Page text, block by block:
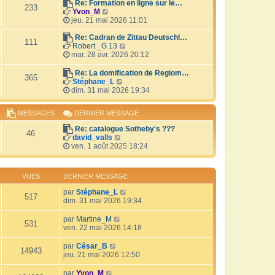
i
r
m
e
s
s
a
g
e
r
e
d
e
r
n
i
e
m
e
s
s
a
g
e
233
Re: Formation en ligne sur le…
Yvon_M
o
i
r
l
e
d
e
r
n
i
e
r
m
e
s
s
a
g
e
jeu. 21 mai 2026 11:01
111
Re: Cadran de Zittau Deutschl…
Robert _G 13
o
i
r
e
d
e
r
n
i
r
m
e
s
s
g
e
mar. 28 avr. 2026 20:12
365
Re: La domification de Regiom…
Stéphane_L
o
i
r
l
e
d
e
r
n
i
e
r
m
e
s
a
g
dim. 31 mai 2026 19:34
MESSAGES DERNIER MESSAGE
46
Re: catalogue Sotheby's ???
david_valls
o
i
e
d
e
r
e
r
e
s
ven. 1 août 2025 18:24
VUES DERNIER MESSAGE
517 par Stéphane_L
dim. 31 mai 2026 19:34
531 par Martine_M
ven. 22 mai 2026 14:18
14943 par César_B
jeu. 21 mai 2026 12:50